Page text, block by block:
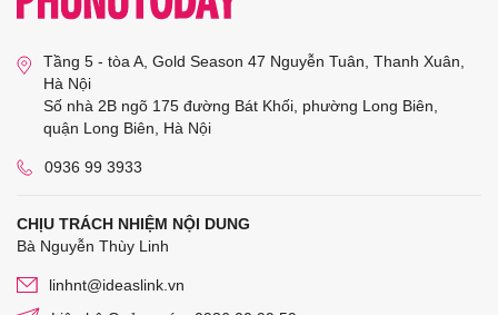
Tầng 5 - tòa A, Gold Season 47 Nguyễn Tuân, Thanh Xuân,
Hà Nội
Số nhà 2B ngõ 175 đường Bát Khối, phường Long Biên,
quận Long Biên, Hà Nội
0936 99 3933
CHỊU TRÁCH NHIỆM NỘI DUNG
Bà Nguyễn Thùy Linh
linhnt@ideaslink.vn